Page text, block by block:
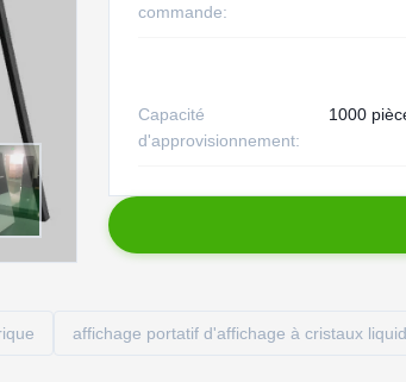
commande:
Capacité
d'approvisionnement:
1000
affichage portatif d'affichage à cristaux